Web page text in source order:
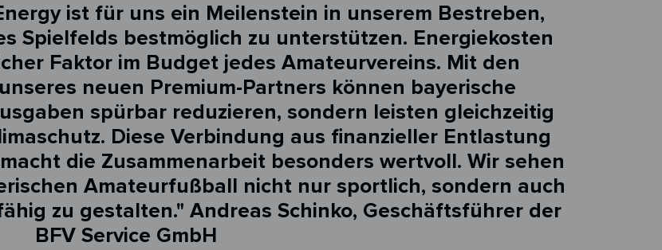
ist für uns ein Meilenstein in unserem Bestreben,
Spielfelds bestmöglich zu unterstützen. Energiekosten
Faktor im Budget jedes Amateurvereins. Mit den
neuen Premium-Partners können bayerische
spürbar reduzieren, sondern leisten gleichzeitig
Diese Verbindung aus finanzieller Entlastung
die Zusammenarbeit besonders wertvoll. Wir sehen
Amateurfußball nicht nur sportlich, sondern auch
zu gestalten." Andreas Schinko, Geschäftsführer der
BFV Service GmbH